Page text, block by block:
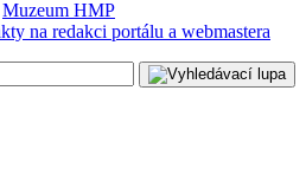
Muzeum HMP
na redakci portálu a webmastera